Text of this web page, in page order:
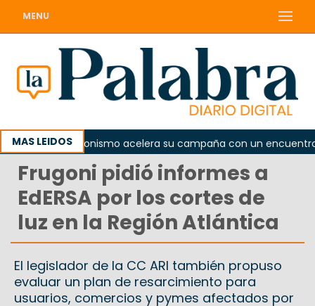
MENU
MAS LEIDOS
El peronismo acelera su campaña con un encuentro
Frugoni pidió informes a
EdERSA por los cortes de
luz en la Región Atlántica
El legislador de la CC ARI también propuso
evaluar un plan de resarcimiento para
usuarios, comercios y pymes afectados por